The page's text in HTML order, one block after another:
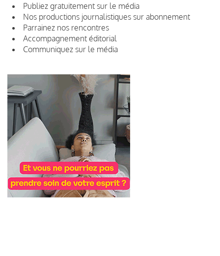
Publiez gratuitement sur le média
Nos productions journalistiques sur abonnement
Parrainez nos rencontres
Accompagnement éditorial
Communiquez sur le média